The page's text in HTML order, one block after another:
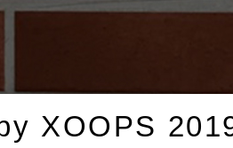
XOOPS